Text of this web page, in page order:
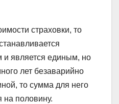
страховки, то
и является единым, но
лет безаварийно
то сумма для него
на половину.